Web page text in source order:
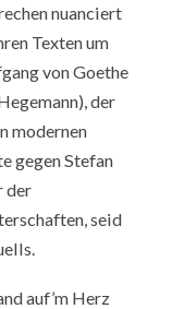
nuanciert
Texten um
von Goethe
der
modernen
gegen Stefan
der
seid
auf’m Herz